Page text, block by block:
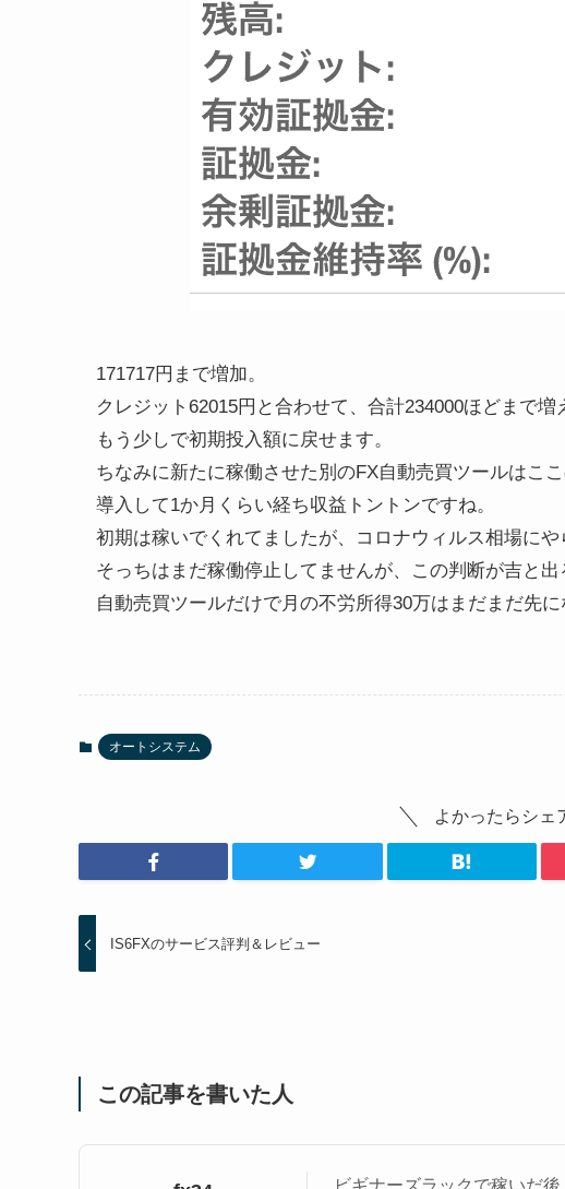
171717円まで増加。
クレジット62015円と合わせて、合計234000ほどまで増
もう少しで初期投入額に戻せます。
ちなみに新たに稼働させた別のFX自動売買ツールはこ
導入して1か月くらい経ち収益トントンですね。
初期は稼いでくれてましたが、コロナウィルス相場にや
そっちはまだ稼働停止してませんが、この判断が吉と出
自動売買ツールだけで月の不労所得30万はまだまだ先に
オートシステム
よかったらシェ
IS6FXのサービス評判＆レビュー
この記事を書いた人